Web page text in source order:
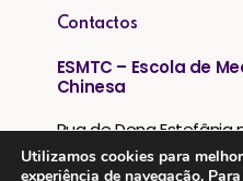
Contactos
ESMTC – Escola de
Chinesa
Rua de Dona Estefânia
Tel: + 351 213 475 605
Utilizamos cookies para
experiência de navegação.